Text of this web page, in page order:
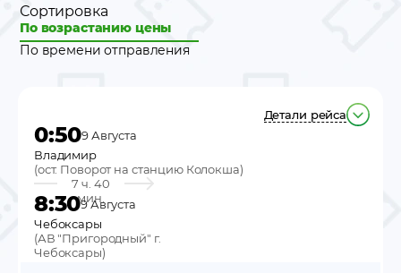
Сортировка
По возрастанию цены
По времени отправления
Детали рейса
0:509 Августа
Владимир
(ост. Поворот на станцию Колокша)
7 ч. 40
мин.
8:309 Августа
Чебоксары
(АВ "Пригородный" г.
Чебоксары)